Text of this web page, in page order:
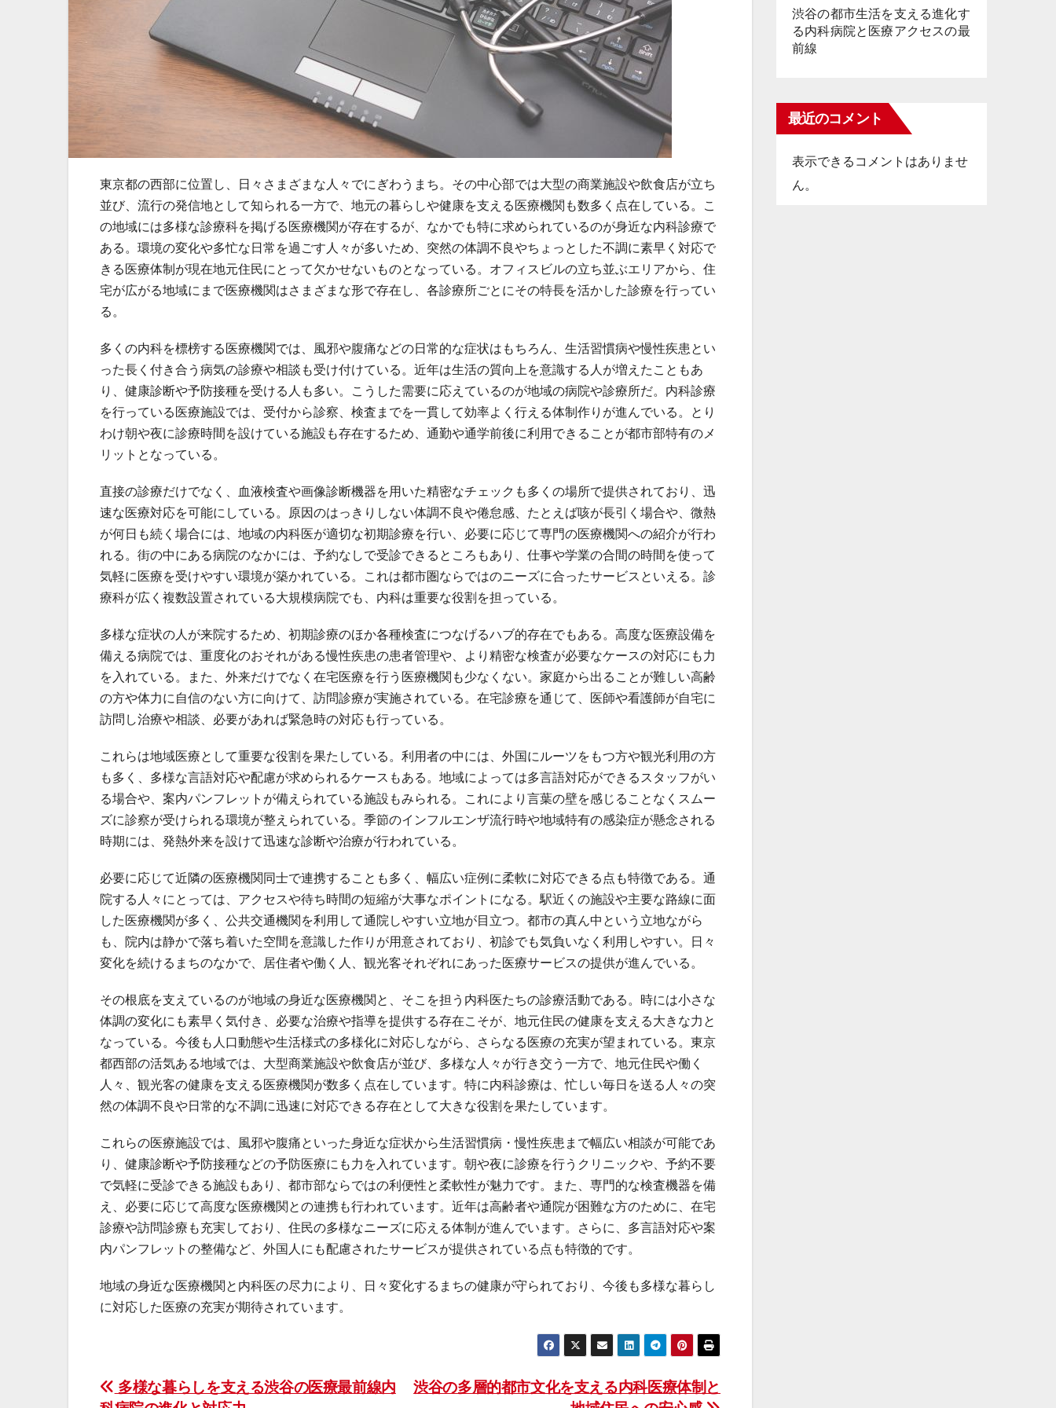
東京都の西部に位置し、日々さまざまな人々でにぎわうまち。 その中心部では大型の商業施設や飲食店が立ち
並び、流行の発信地として知られる一方で、地元の暮らしや健康を支える医療機関も数多く点在している。こ
の地域には多様な診療科を掲げる医療機関が存在するが、なかでも特に求められているのが身近な内科診療で
ある。環境の変化や多忙な日常を過ごす人々が多いため、突然の体調不良やちょっとした不調に素早く対応で
きる医療体制が現在地元住民にとって欠かせないものとなっている。オフィスビルの立ち並ぶエリアから、住
宅が広がる地域にまで医療機関はさまざまな形で存在し、各診療所ごとにその特長を活かした診療を行ってい
る。
多くの内科を標榜する医療機関では、風邪や腹痛などの日常的な症状はもちろん、生活習慣病や慢性疾患とい
った長く付き合う病気の診療や相談も受け付けている。近年は生活の質向上を意識する人が増えたこともあ
り、健康診断や予防接種を受ける人も多い。こうした需要に応えているのが地域の病院や診療所だ。内科診療
を行っている医療施設では、受付から診察、検査までを一貫して効率よく行える体制作りが進んでいる。とり
わけ朝や夜に診療時間を設けている施設も存在するため、通勤や通学前後に利用できることが都市部特有のメ
リットとなっている。
直接の診療だけでなく、血液検査や画像診断機器を用いた精密なチェックも多くの場所で提供されており、迅
速な医療対応を可能にしている。原因のはっきりしない体調不良や倦怠感、たとえば咳が長引く場合や、微熱
が何日も続く場合には、地域の内科医が適切な初期診療を行い、必要に応じて専門の医療機関への紹介が行わ
れる。街の中にある病院のなかには、予約なしで受診できるところもあり、仕事や学業の合間の時間を使って
気軽に医療を受けやすい環境が築かれている。これは都市圏ならではのニーズに合ったサービスといえる。診
療科が広く複数設置されている大規模病院でも、内科は重要な役割を担っている。
多様な症状の人が来院するため、初期診療のほか各種検査につなげるハブ的存在でもある。高度な医療設備を
備える病院では、重度化のおそれがある慢性疾患の患者管理や、より精密な検査が必要なケースの対応にも力
を入れている。また、外来だけでなく在宅医療を行う医療機関も少なくない。家庭から出ることが難しい高齢
の方や体力に自信のない方に向けて、訪問診療が実施されている。在宅診療を通じて、医師や看護師が自宅に
訪問し治療や相談、必要があれば緊急時の対応も行っている。
これらは地域医療として重要な役割を果たしている。利用者の中には、外国にルーツをもつ方や観光利用の方
も多く、多様な言語対応や配慮が求められるケースもある。地域によっては多言語対応ができるスタッフがい
る場合や、案内パンフレットが備えられている施設もみられる。これにより言葉の壁を感じることなくスムー
ズに診察が受けられる環境が整えられている。季節のインフルエンザ流行時や地域特有の感染症が懸念される
時期には、発熱外来を設けて迅速な診断や治療が行われている。
必要に応じて近隣の医療機関同士で連携することも多く、幅広い症例に柔軟に対応できる点も特徴である。通
院する人々にとっては、アクセスや待ち時間の短縮が大事なポイントになる。駅近くの施設や主要な路線に面
した医療機関が多く、公共交通機関を利用して通院しやすい立地が目立つ。都市の真ん中という立地ながら
も、院内は静かで落ち着いた空間を意識した作りが用意されており、初診でも気負いなく利用しやすい。日々
変化を続けるまちのなかで、居住者や働く人、観光客それぞれにあった医療サービスの提供が進んでいる。
その根底を支えているのが地域の身近な医療機関と、そこを担う内科医たちの診療活動である。時には小さな
体調の変化にも素早く気付き、必要な治療や指導を提供する存在こそが、地元住民の健康を支える大きな力と
なっている。今後も人口動態や生活様式の多様化に対応しながら、さらなる医療の充実が望まれている。東京
都西部の活気ある地域では、大型商業施設や飲食店が並び、多様な人々が行き交う一方で、地元住民や働く
人々、観光客の健康を支える医療機関が数多く点在しています。特に内科診療は、忙しい毎日を送る人々の突
然の体調不良や日常的な不調に迅速に対応できる存在として大きな役割を果たしています。
これらの医療施設では、風邪や腹痛といった身近な症状から生活習慣病・慢性疾患まで幅広い相談が可能であ
り、健康診断や予防接種などの予防医療にも力を入れています。朝や夜に診療を行うクリニックや、予約不要
で気軽に受診できる施設もあり、都市部ならではの利便性と柔軟性が魅力です。また、専門的な検査機器を備
え、必要に応じて高度な医療機関との連携も行われています。近年は高齢者や通院が困難な方のために、在宅
診療や訪問診療も充実しており、住民の多様なニーズに応える体制が進んでいます。さらに、多言語対応や案
内パンフレットの整備など、外国人にも配慮されたサービスが提供されている点も特徴的です。
地域の身近な医療機関と内科医の尽力により、日々変化するまちの健康が守られており、今後も多様な暮らし
に対応した医療の充実が期待されています。
投
渋谷の多層的都市文化を支える内科医療体制と
多様な暮らしを支える渋谷の医療最前線内
渋谷の都市生活を支える進化す
る内科病院と医療アクセスの最
前線
最近のコメント
表示できるコメントはありませ
ん。